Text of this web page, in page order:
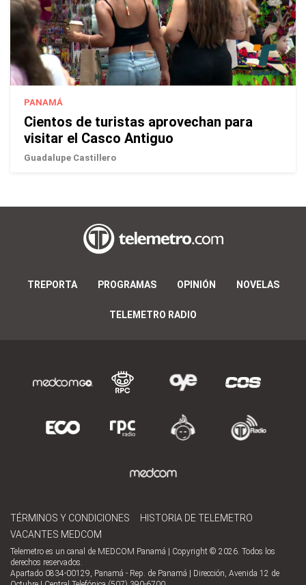
PANAMÁ
Cientos de turistas aprovechan para
visitar el Casco Antiguo
Guadalupe Castillero
TREPORTA PROGRAMAS OPINIÓN NOVELAS
TELEMETRO RADIO
TÉRMINOS Y CONDICIONES
HISTORIA DE TELEMETRO
VACANTES MEDCOM
Telemetro es un canal de MEDCOM Panamá | Copyright © 2026. Todos los
derechos reservados.
Apartado 0834-00129, Panamá - Rep. de Panamá | Dirección, Avenida 12 de